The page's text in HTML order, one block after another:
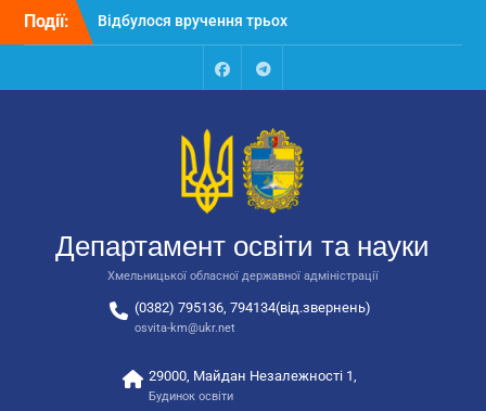
Перейти
Події:
автобусів для потреб
Відбулося засідання
державної адміністрації
Відбулась обласна
відповідальних за
національно-патріотичне
виховання
FacebookTalegram
Департамент освіти та науки
Хмельницької обласної державної адміністрації
(0382) 795136, 794134(від.звернень)
osvita-km@ukr.net
29000, Майдан Незалежності 1,
Будинок освіти